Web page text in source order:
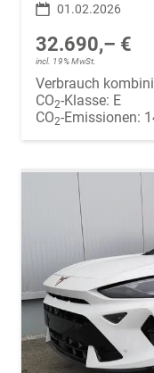
01.02.2026
32.690,– €
incl. 19% MwSt.
Verbrauch
CO2-Klasse: E
CO2-Emissionen: